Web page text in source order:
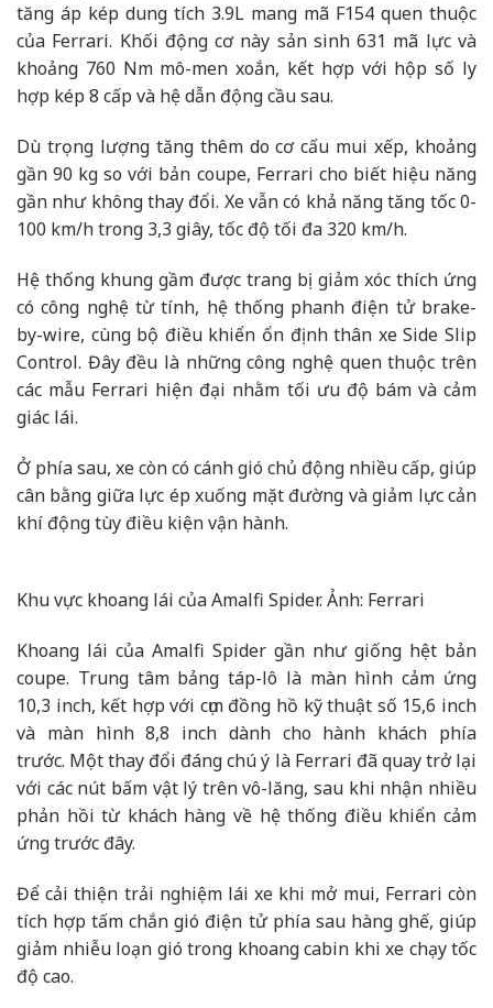
tăng áp kép dung tích 3.9L mang mã F154 quen thuộc
của Ferrari. Khối động cơ này sản sinh 631 mã lực và
khoảng 760 Nm mô-men xoắn, kết hợp với hộp số ly
hợp kép 8 cấp và hệ dẫn động cầu sau.
Dù trọng lượng tăng thêm do cơ cấu mui xếp, khoảng
gần 90 kg so với bản coupe, Ferrari cho biết hiệu năng
gần như không thay đổi. Xe vẫn có khả năng tăng tốc 0-
100 km/h trong 3,3 giây, tốc độ tối đa 320 km/h.
Hệ thống khung gầm được trang bị giảm xóc thích ứng
có công nghệ từ tính, hệ thống phanh điện tử brake-
by-wire, cùng bộ điều khiển ổn định thân xe Side Slip
Control. Đây đều là những công nghệ quen thuộc trên
các mẫu Ferrari hiện đại nhằm tối ưu độ bám và cảm
giác lái.
Ở phía sau, xe còn có cánh gió chủ động nhiều cấp, giúp
cân bằng giữa lực ép xuống mặt đường và giảm lực cản
khí động tùy điều kiện vận hành.
Khu vực khoang lái của Amalfi Spider. Ảnh: Ferrari
Khoang lái của Amalfi Spider gần như giống hệt bản
coupe. Trung tâm bảng táp-lô là màn hình cảm ứng
10,3 inch, kết hợp với cụm đồng hồ kỹ thuật số 15,6 inch
và màn hình 8,8 inch dành cho hành khách phía
trước. Một thay đổi đáng chú ý là Ferrari đã quay trở lại
với các nút bấm vật lý trên vô-lăng, sau khi nhận nhiều
phản hồi từ khách hàng về hệ thống điều khiển cảm
ứng trước đây.
Để cải thiện trải nghiệm lái xe khi mở mui, Ferrari còn
tích hợp tấm chắn gió điện tử phía sau hàng ghế, giúp
giảm nhiễu loạn gió trong khoang cabin khi xe chạy tốc
độ cao.